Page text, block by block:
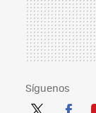
Síguenos